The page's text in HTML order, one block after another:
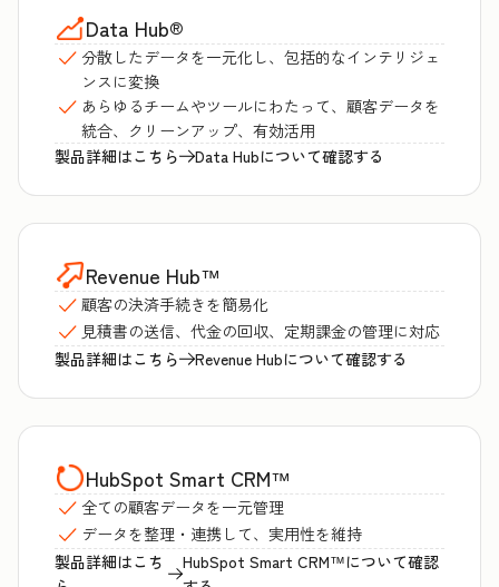
Data Hub®
分散したデータを一元化し、包括的なインテリジェ
ンスに変換
あらゆるチームやツールにわたって、顧客データを
統合、クリーンアップ、有効活用
製品詳細はこちら
Data Hubについて確認する
Revenue Hub™
顧客の決済手続きを簡易化
見積書の送信、代金の回収、定期課金の管理に対応
製品詳細はこちら
Revenue Hubについて確認する
HubSpot Smart CRM™
全ての顧客データを一元管理
データを整理・連携して、実用性を維持
製品詳細はこち
HubSpot Smart CRM™について確認